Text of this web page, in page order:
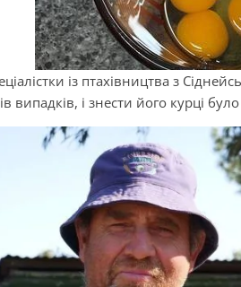
із птахівництва з
випадків, і знести його курці